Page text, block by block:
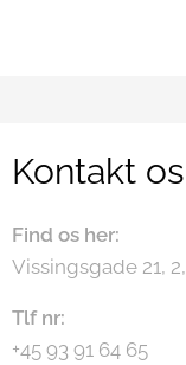
Kontakt os
Find os her:
Vissingsgade 21,
Tlf nr:
+45 93 91 64 65